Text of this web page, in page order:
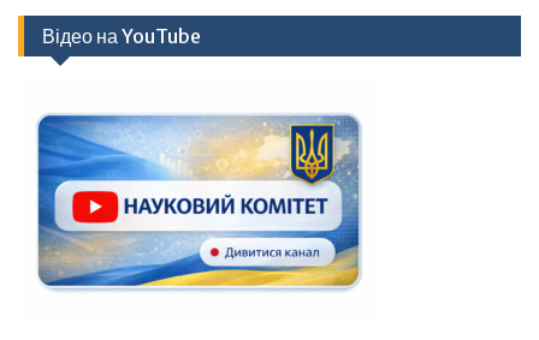
Відео на YouTube